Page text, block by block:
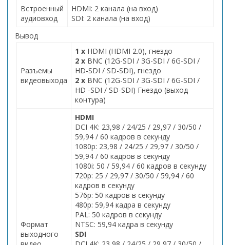
Встроенный
аудиовход
HDMI: 2 канала (на вход)
SDI: 2 канала (на вход)
Вывод
Разъемы
видеовыхода
1 x HDMI (HDMI 2.0), гнездо
2 x BNC (12G-SDI / 3G-SDI / 6G-SDI /
HD-SDI / SD-SDI), гнездо
2 x BNC (12G-SDI / 3G-SDI / 6G-SDI /
HD -SDI / SD-SDI) Гнездо (выход
контура)
Формат
выходного
HDMI
DCI 4K: 23,98 / 24/25 / 29,97 / 30/50 /
59,94 / 60 кадров в секунду
1080p: 23,98 / 24/25 / 29,97 / 30/50 /
59,94 / 60 кадров в секунду
1080i: 50 / 59,94 / 60 кадров в секунду
720p: 25 / 29,97 / 30/50 / 59,94 / 60
кадров в секунду
576p: 50 кадров в секунду
480p: 59,94 кадра в секунду
PAL: 50 кадров в секунду
NTSC: 59,94 кадра в секунду
SDI